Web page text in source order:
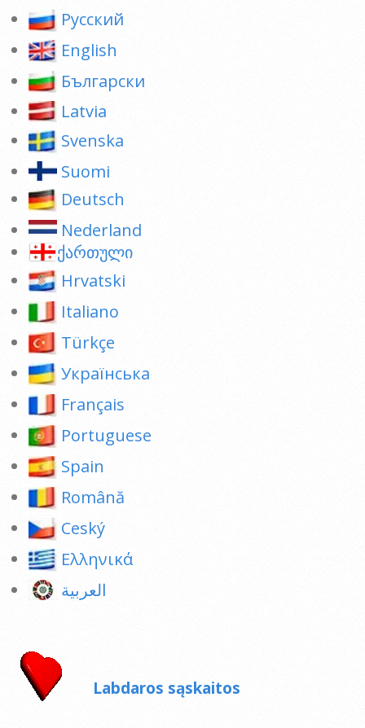
Pусский
English
Български
Latvia
Svenska
Suomi
Deutsch
Nederland
ქართული
Hrvatski
Italiano
Türkçe
Українська
Français
Portuguese
Spain
Română
Ceský
Ελληνικά
العربية
Labdaros sąskaitos